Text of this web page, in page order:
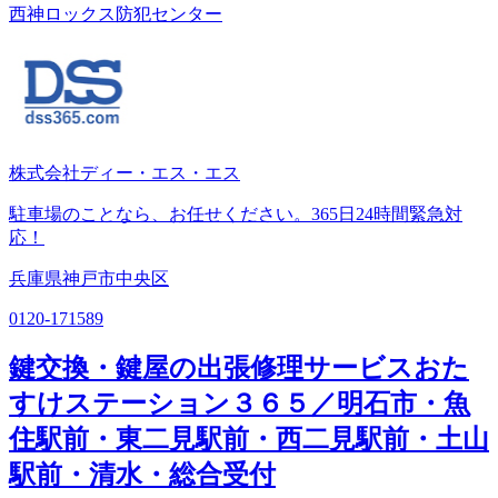
西神ロックス防犯センター
株式会社ディー・エス・エス
駐車場のことなら、お任せください。365日24時間緊急対
応！
兵庫県神戸市中央区
0120-171589
鍵交換・鍵屋の出張修理サービスおた
すけステーション３６５／明石市・魚
住駅前・東二見駅前・西二見駅前・土山
駅前・清水・総合受付